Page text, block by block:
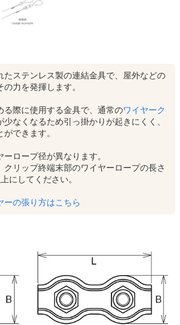
たステンレス製の連結金具で、屋外などの
力を発揮します。
る際に使用する金具で、通常のワイヤーク
少なくなるため引っ掛かりが起きにくく、
できます。
ロープ径が異なります。
リップ終端末部のワイヤーロープの長さ
にしてください。
ーの張り方はこちら